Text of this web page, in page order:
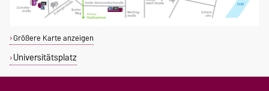
Größere Karte anzeigen
Universitätsplatz